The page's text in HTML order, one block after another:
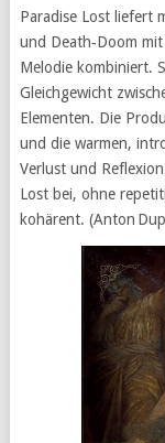
Paradise Lost liefert
und Death‑Doom
Melodie kombiniert.
Gleichgewicht
Elementen. Die
und die warmen,
Verlust und
Lost bei, ohne
kohärent. (Anton